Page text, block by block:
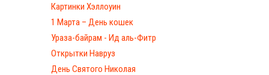
Картинки Хэллоуин
1 Марта – День кошек
Ураза-байрам - Ид аль-Фитр
Открытки Навруз
День Святого Николая